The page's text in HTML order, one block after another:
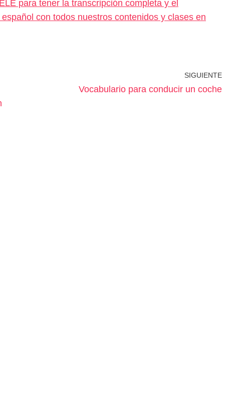
para tener la transcripción completa y el
con todos nuestros contenidos y clases en
SIGUIENTE
Vocabulario para conducir un coche